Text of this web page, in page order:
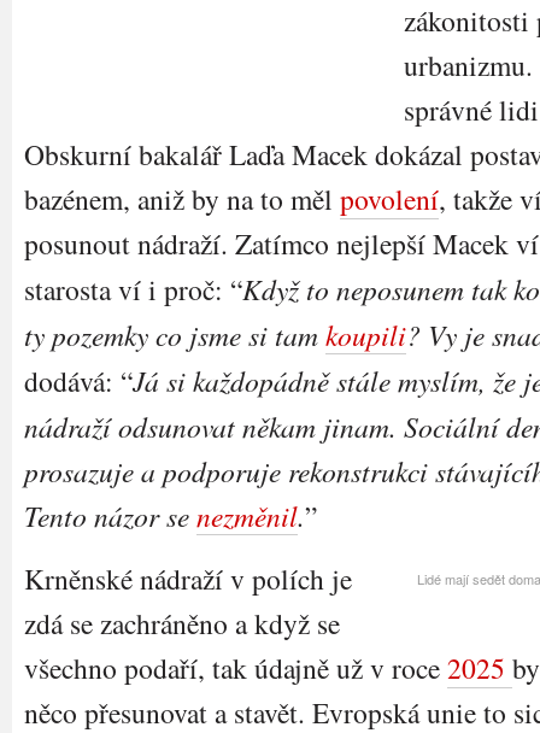
urbanizmu.
správné
Obskurní bakalář Laďa Macek dokázal
bazénem, aniž by na to měl povolení, takže
posunout nádraží. Zatímco nejlepší Macek
starosta ví i proč: “Když to neposunem tak
ty pozemky co jsme si tamkoupili? Vy je
dodává: “Já si každopádně stále myslím, že
nádraží odsunovat někam jinam. Sociální
prosazuje a podporuje rekonstrukci
Tento názor senezměnil.”
Lidé mají sedět
Krněnské nádraží v polích je
zdá se zachráněno a když se
všechno podaří, tak údajně už v roce2025
něco přesunovat a stavět. Evropská unie to